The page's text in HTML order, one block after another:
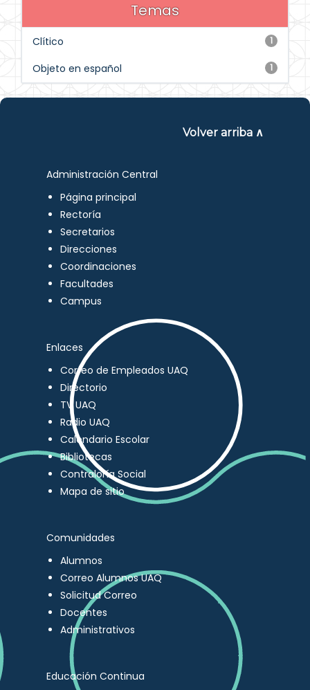
Temas
1
Clítico
1
Objeto en español
Volver arriba ∧
Administración Central
Página principal
Rectoría
Secretarios
Direcciones
Coordinaciones
Facultades
Campus
Enlaces
Correo de Empleados UAQ
Directorio
TV UAQ
Radio UAQ
Calendario Escolar
Bibliotecas
Contraloría Social
Mapa de sitio
Comunidades
Alumnos
Correo Alumnos UAQ
Solicitud Correo
Docentes
Administrativos
Educación Continua